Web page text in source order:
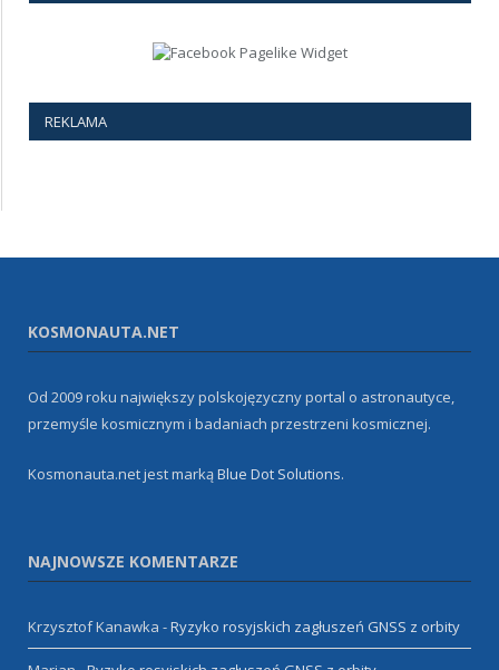
REKLAMA
KOSMONAUTA.NET
Od 2009 roku największy polskojęzyczny portal o astronautyce,
przemyśle kosmicznym i badaniach przestrzeni kosmicznej.
Kosmonauta.net jest markąBlue Dot Solutions.
NAJNOWSZE KOMENTARZE
Krzysztof Kanawka -Ryzyko rosyjskich zagłuszeń GNSS z orbity